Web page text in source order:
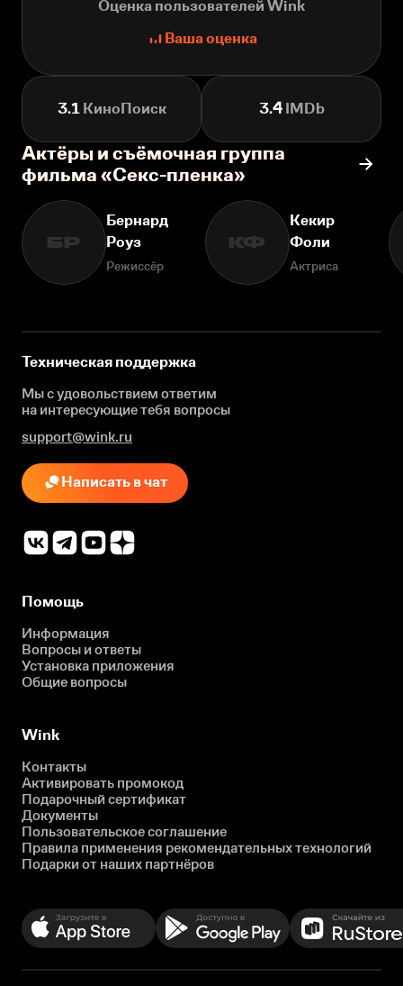
Оценка пользователей Wink
Ваша оценка
3.1КиноПоиск 3.4IMDb
Актёры и съёмочная группа
фильма «Секс-пленка»
БР
Бернард
Роуз
Режиссёр
КФ
Кекир
Фоли
Актриса
Техническая поддержка
Мы с удовольствием ответим
на интересующиетебя вопросы
support@wink.ru
Написать в чат
Помощь
Информация
Вопросы и ответы
Установка приложения
Общие вопросы
Wink
Контакты
Активировать промокод
Подарочный сертификат
Документы
Пользовательское соглашение
Правила применения рекомендательных технологий
Подарки от наших партнёров